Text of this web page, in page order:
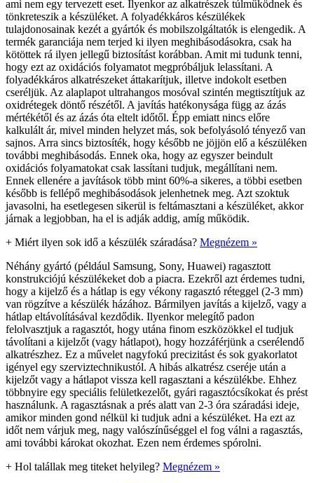
ami nem egy tervezett eset. Ilyenkor az alkatrészek túlműködnek és
tönkreteszik a készüléket. A folyadékkáros készülékek
tulajdonosainak kezét a gyártók és mobilszolgáltatók is elengedik. A
termék garanciája nem terjed ki ilyen meghibásodásokra, csak ha
kötöttek rá ilyen jellegű biztosítást korábban. Amit mi tudunk tenni,
hogy ezt az oxidációs folyamatot megpróbáljuk lelassítani. A
folyadékkáros alkatrészeket áttakarítjuk, illetve indokolt esetben
cseréljük. Az alaplapot ultrahangos mosóval szintén megtisztítjuk az
oxidrétegek döntő részétől. A javítás hatékonysága függ az ázás
mértékétől és az ázás óta eltelt időtől. Épp emiatt nincs előre
kalkulált ár, mivel minden helyzet más, sok befolyásoló tényező van
sajnos. Arra sincs biztosíték, hogy később ne jöjjön elő a készüléken
további meghibásodás. Ennek oka, hogy az egyszer beindult
oxidációs folyamatokat csak lassítani tudjuk, megállítani nem.
Ennek ellenére a javítások több mint 60%-a sikeres, a többi esetben
később is fellépő meghibásodások jelenhetnek meg. Azt szoktuk
javasolni, ha esetlegesen sikerül is feltámasztani a készüléket, akkor
járnak a legjobban, ha el is adják addig, amíg működik.
+ Miért ilyen sok idő a készülék száradása? Megnézem »
Néhány gyártó (például Samsung, Sony, Huawei) ragasztott
konstrukciójú készülékeket dob a piacra. Ezekről azt érdemes tudni,
hogy a kijelző és a hátlap is egy vékony ragasztó réteggel (2-3 mm)
van rögzítve a készülék házához. Bármilyen javítás a kijelző, vagy a
hátlap eltávolításával kezdődik. Ilyenkor melegítő padon
felolvasztjuk a ragasztót, hogy utána finom eszközökkel el tudjuk
távolítani a kijelzőt (vagy hátlapot), hogy hozzáférjünk a cserélendő
alkatrészhez. Ez a művelet nagyfokú precizitást és sok gyakorlatot
igényel egy szerviztechnikustól. A hibás alkatrész cseréje után a
kijelzőt vagy a hátlapot vissza kell ragasztani a készülékbe. Ehhez
többnyire egy speciális felületkezelőt, gyári ragasztócsíkokat és prést
használunk. A ragasztásnak a prés alatt van 2-3 óra száradási ideje,
amikor minden gond nélkül ki tudjuk adni a készüléket. Ha ezt az
időt nem várjuk meg, nagy valószínűséggel el fog válni a ragasztás,
ami további károkat okozhat. Ezen nem érdemes spórolni.
+ Hol talállak meg titeket helyileg? Megnézem »